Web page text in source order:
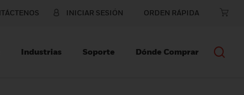
INICIAR SESIÓN ORDEN RÁPIDA
Industrias Soporte Dónde Comprar